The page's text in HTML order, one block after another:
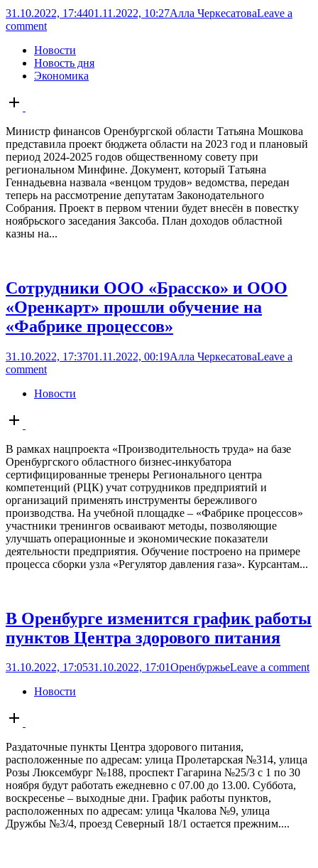
31.10.2022, 17:4401.11.2022, 10:27Алла ЧеркесатоваLeave a
comment
Новости
Новость дня
Экономика
Open
post
Министр финансов Оренбургской области Татьяна Мошкова
представила проект бюджета области на 2023 год и плановый
период 2024-2025 годов общественному совету при
региональном Минфине. Документ, который Татьяна
Геннадьевна назвала «венцом трудов» ведомства, передан
теперь на рассмотрение депутатам Законодательного
Собрания. Проект в первом чтении будет внесён в повестку
ноябрьского заседания Заксоба. План доходов областной
казны на...
Сотрудники ООО «Брасско» и ООО
«Оренкарт» прошли обучение на
«Фабрике процессов»
31.10.2022, 17:3701.11.2022, 00:19Алла ЧеркесатоваLeave a
comment
Новости
Open
post
В рамках нацпроекта «Производительность труда» на базе
Оренбургского областного бизнес-инкубатора
сертифицированные тренеры Регионального центра
компетенций (РЦК) учат сотрудников предприятий и
организаций применять инструменты бережливого
производства. На учебной площадке – «Фабрике процессов»
участники тренингов осваивают методы, позволяющие
улучшать операционные и экономические показатели
деятельности предприятия. Обучение построено на примере
процесса сборки узла «Регулятор давления газа». Курсантам...
В Оренбурге изменится график работы
пунктов Центра здорового питания
31.10.2022, 17:0531.10.2022, 17:01ОренбуржьеLeave a comment
Новости
Open
post
Раздаточные пункты Центра здорового питания,
расположенные по адресам: улица Пролетарская №314, улица
Розы Люксембург №188, проспект Гагарина №25/3 с 1 по 30
ноября будут работать ежедневно с 07.00 до 13.00. Суббота,
воскресенье – выходные дни. График работы пунктов,
расположенных по адресам: улица Чкалова №9, улица
Дружбы №3/4, проезд Северный 18/1 остается прежним....